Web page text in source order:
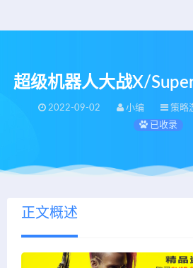
超级机器人大战X/
2022-09-02 小编 策略
已收录
正文概述